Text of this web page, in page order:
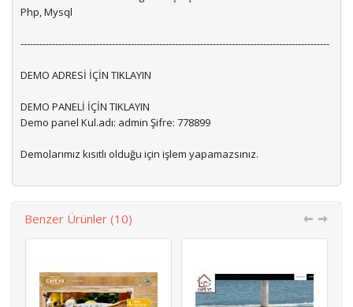
Php, Mysql
--------------------------------------------------------------------------------------------------
DEMO ADRESİ İÇİN TIKLAYIN
DEMO PANELİ İÇİN TIKLAYIN
Demo panel Kul.adı: admin Şifre: 778899
Demolarımız kısıtlı olduğu için işlem yapamazsınız.
Benzer Ürünler (10)